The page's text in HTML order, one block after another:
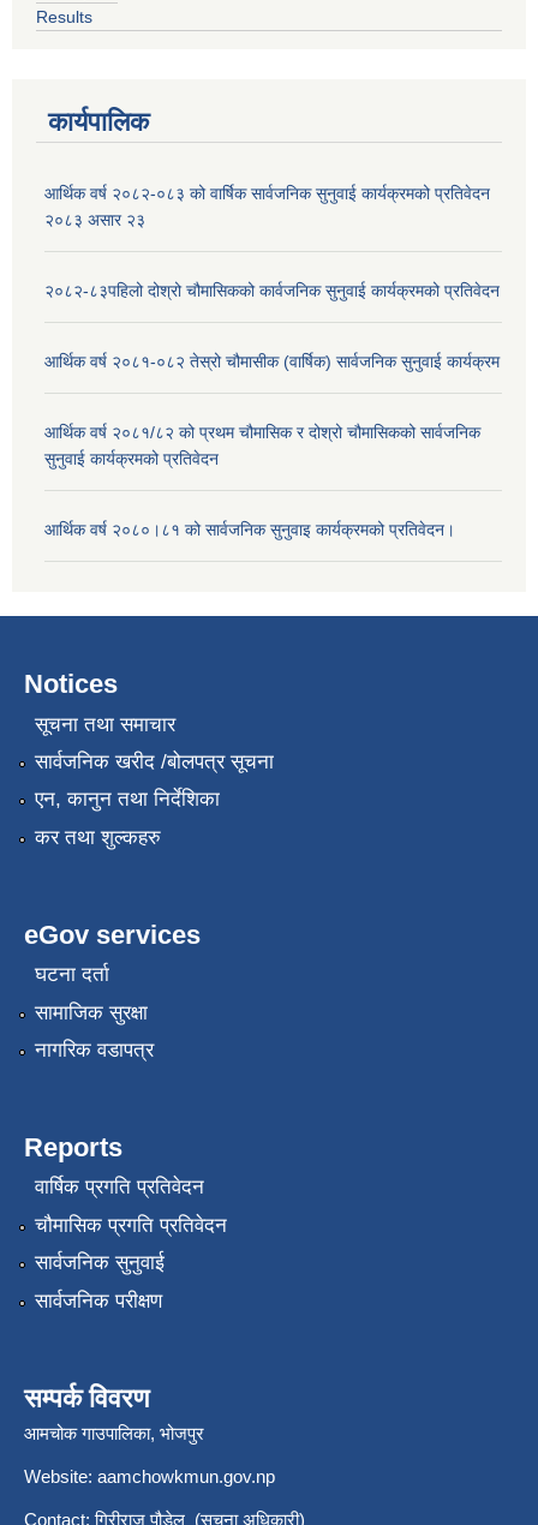
Results
कार्यपालिक
आर्थिक वर्ष २०८२-०८३ को वार्षिक सार्वजनिक सुनुवाई कार्यक्रमको प्रतिवेदन
२०८३ असार २३
२०८२-८३पहिलो दोश्रो चौमासिकको कार्वजनिक सुनुवाई कार्यक्रमको प्रतिवेदन
आर्थिक वर्ष २०८१-०८२ तेस्रो चौमासीक (वार्षिक) सार्वजनिक सुनुवाई कार्यक्रम
आर्थिक वर्ष २०८१/८२ को प्रथम चौमासिक र दोश्रो चौमासिकको सार्वजनिक
सुनुवाई कार्यक्रमको प्रतिवेदन
आर्थिक वर्ष २०८०।८१ को सार्वजनिक सुनुवाइ कार्यक्रमको प्रतिवेदन।
Notices
सूचना तथा समाचार
सार्वजनिक खरीद /बोलपत्र सूचना
एन, कानुन तथा निर्देशिका
कर तथा शुल्कहरु
eGov services
घटना दर्ता
सामाजिक सुरक्षा
नागरिक वडापत्र
Reports
वार्षिक प्रगति प्रतिवेदन
चौमासिक प्रगति प्रतिवेदन
सार्वजनिक सुनुवाई
सार्वजनिक परीक्षण
सम्पर्क विवरण
आमचोक गाउपालिका, भोजपुर
Website: aamchowkmun.gov.np
Contact: गिरीराज पौडेल (सूचना अधिकारी)